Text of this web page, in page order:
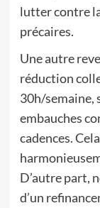
lutter contre
précaires.
Une autre
réduction
30h/semaine,
embauches
cadences.
D’autre part,
d’un